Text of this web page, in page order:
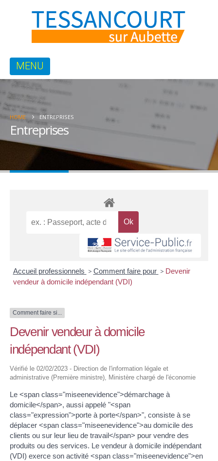
HOME ENTREPRISES
Entreprises
Accueil professionnels > Comment faire pour > Devenir
vendeur à domicile indépendant (VDI)
Comment faire si...
Devenir vendeur à domicile
indépendant (VDI)
Vérifié le 02/02/2023 - Direction de l'information légale et
administrative (Première ministre), Ministère chargé de l'économie
Le <span class="miseenevidence">démarchage à
domicile</span>, aussi appelé "<span
class="expression">porte à porte</span>", consiste à se
déplacer <span class="miseenevidence">au domicile des
clients ou sur leur lieu de travail</span> pour vendre des
produits ou des services. Le vendeur à domicile indépendant
(VDI) exerce son activité <span class="miseenevidence">en